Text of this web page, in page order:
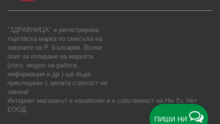
ПИШИ НИ
"ЗДРАВНИЦА" е регистрирана
търговска марка по смисъла на
законите на Р. България. Всеки
опит за копиране на марката
(лого, модел на работа,
информация и др.) ще бъде
преследван с цялата строгост на
закона!
Интернет магазинът е изработен и е собственост на Ню Ес Нет
ЕООД